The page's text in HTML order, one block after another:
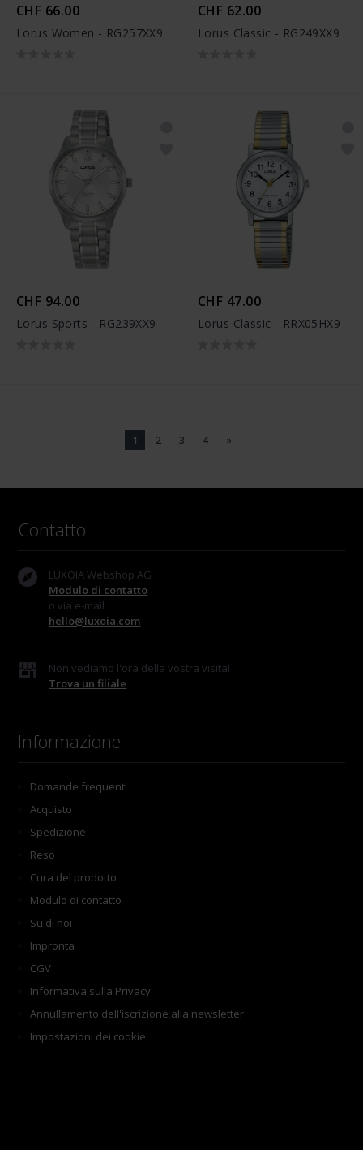
CHF 66.00
Lorus Women - RG257XX9
CHF 62.00
Lorus Classic - RG249XX9
CHF 94.00
Lorus Sports - RG239XX9
CHF 47.00
Lorus Classic - RRX05HX9
1 2 3 4 »
Contatto
LUXOIA Webshop AG
Modulo di contatto
o via e-mail
hello@luxoia.com
Non vediamo l'ora della vostra visita!
Trova un filiale
Informazione
Domande frequenti
Acquisto
Spedizione
Reso
Cura del prodotto
Modulo di contatto
Su di noi
Impronta
CGV
Informativa sulla Privacy
Annullamento dell'iscrizione alla newsletter
Impostazioni dei cookie